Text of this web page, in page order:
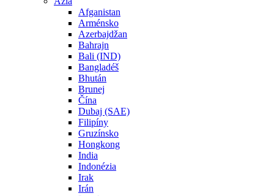
Afganistan
Arménsko
Azerbajdžan
Bahrajn
Bali (IND)
Bangladéš
Bhután
Brunej
Čína
Dubaj (SAE)
Filipíny
Gruzínsko
Hongkong
India
Indonézia
Irak
Irán